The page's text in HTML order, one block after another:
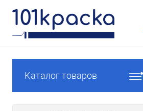
Каталог товаров